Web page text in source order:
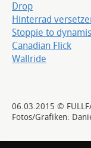
Drop
Hinterrad
Stoppie to
Canadian Flick
Wallride
06.03.2015 ©
Fotos/Grafiken: